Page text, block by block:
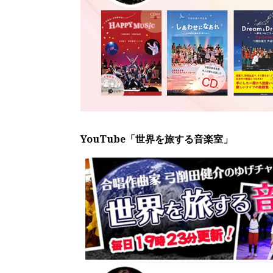
YouTube「世界を旅する音楽室」